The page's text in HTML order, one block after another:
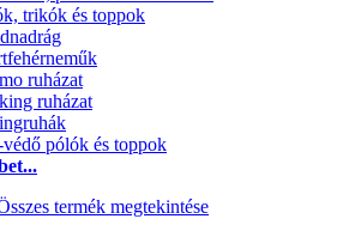
trikók és toppok
ruházat
ruházat
pólók és toppok